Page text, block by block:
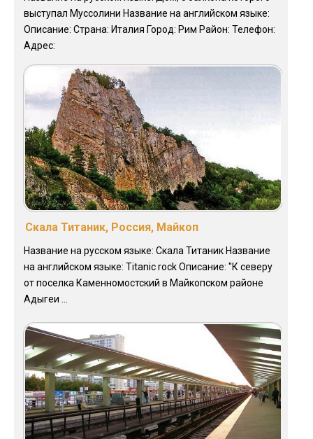
выступал Муссолини Название на английском языке:
Описание: Страна: Италия Город: Рим Район: Телефон:
Адрес:
Скала Титаник, Россия, Майкоп
Название на русском языке: Скала Титаник Название
на английском языке: Titanic rock Описание: "К северу
от поселка Каменномостский в Майкопском районе
Адыгеи ...